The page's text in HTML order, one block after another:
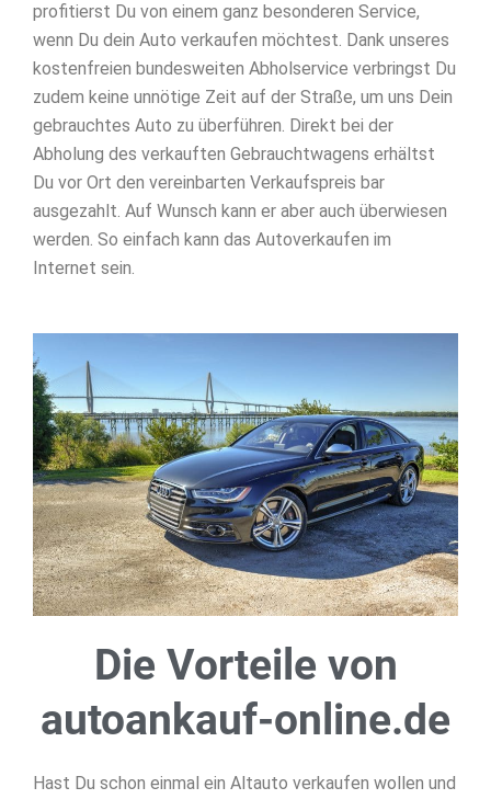
profitierst Du von einem ganz besonderen Service,
wenn Du dein Auto verkaufen möchtest. Dank unseres
kostenfreien bundesweiten Abholservice verbringst Du
zudem keine unnötige Zeit auf der Straße, um uns Dein
gebrauchtes Auto zu überführen. Direkt bei der
Abholung des verkauften Gebrauchtwagens erhältst
Du vor Ort den vereinbarten Verkaufspreis bar
ausgezahlt. Auf Wunsch kann er aber auch überwiesen
werden. So einfach kann das Autoverkaufen im
Internet sein.
Die Vorteile von
autoankauf-online.de
Hast Du schon einmal ein Altauto verkaufen wollen und